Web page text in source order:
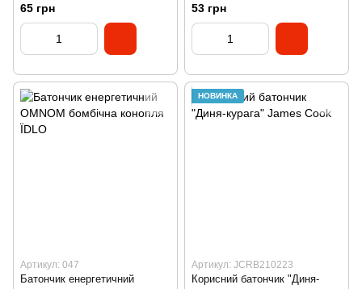
65 грн 53 грн
Артикул: 047
Батончик енергетичний
НОВИНКА
Артикул: JCRB210223
Корисний батончик "Диня-